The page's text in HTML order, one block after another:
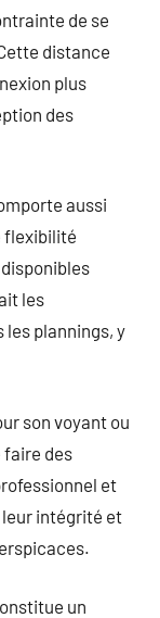
de se
distance
plus
des
aussi
flexibilité
les
plannings, y
son voyant ou
faire des
et
leur intégrité et
un